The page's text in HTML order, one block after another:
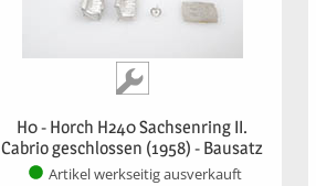
H0 - Horch H240 Sachsenring II.
Cabrio geschlossen (1958) - Bausatz
Artikel werkseitig ausverkauft